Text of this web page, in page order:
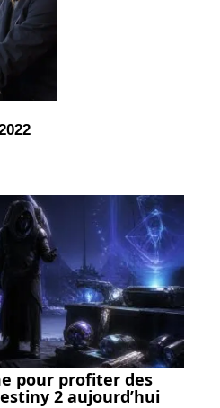
pour profiter des
2 aujourd’hui